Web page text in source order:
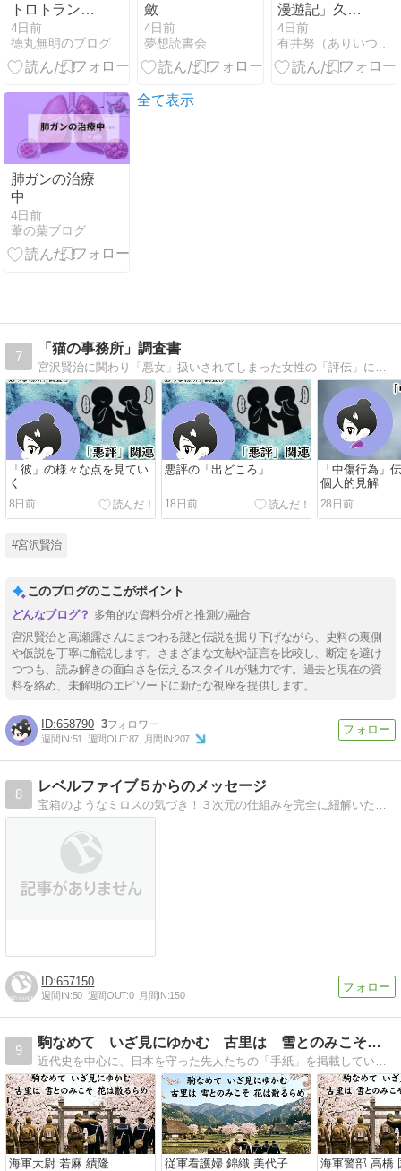
トロトランス
ポゾン』
4日前
徳丸無明のブログ
斂
4日前
夢想読書会
漫遊記」久住
昌之 著
4日前
有井努（ありいつとむ）の乱読ブログ
肺ガンの治療
中
4日前
葦の葉ブログ
全て表示
7
「猫の事務所」調査書
「彼」の様々な点を見てい
く
8日前
悪評の「出どころ」
18日前
「中傷行為」
個人的見解
28日前
#宮沢賢治
このブログのここがポイント
多角的な資料分析と推測の融合
宮沢賢治と高瀬露さんにまつわる謎と伝説を掘り下げながら、史料の裏側
や仮説を丁寧に解説します。さまざまな文献や証言を比較し、断定を避け
つつも、読み解きの面白さを伝えるスタイルが魅力です。過去と現在の資
料を絡め、未解明のエピソードに新たな視座を提供します。
658790 3
週間IN:51 週間OUT:87 月間IN:207
8
レベルファイブ５からのメッセージ
宝箱のようなミロスの気づき！３次元の仕組みを完全に紐解いた、ミロス理論で毎日笑顔で幸せな日々です。
657150
週間IN:50 週間OUT:0 月間IN:150
9
駒なめて いざ見にゆかむ 古里は 雪とのみこそ 花は散るらめ
近代史を中心に、日本を守った先人たちの「手紙」を掲載しています。歴史のエピソードから現代に活かせる学びを綴る、個人の備忘録。たまに季節の小旅行記も。知られざる歴史の息遣いや先人の想いを、皆様と共有できれば嬉しいです。
海軍大尉 若麻 績隆 従軍看護婦 錦織 美代子 海軍警部 高橋